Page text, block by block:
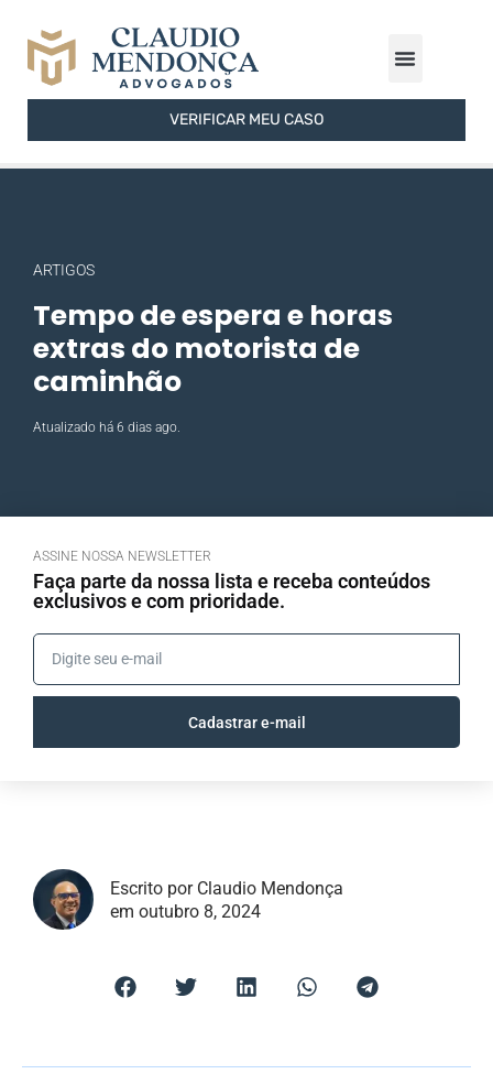
VERIFICAR MEU CASO
ARTIGOS
Tempo de espera e horas
extras do motorista de
caminhão
Atualizado há 6 dias ago.
ASSINE NOSSA NEWSLETTER
Faça parte da nossa lista e receba conteúdos
exclusivos e com prioridade.
Cadastrar e-mail
Escrito por Claudio Mendonça
em outubro 8, 2024